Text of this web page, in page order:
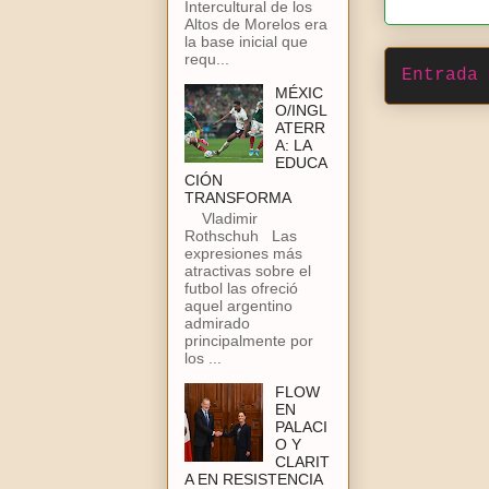
Entrada
Intercultural de los
Altos de Morelos era
la base inicial que
requ...
MÉXIC
O/INGL
ATERR
A: LA
EDUCA
CIÓN
TRANSFORMA
Vladimir
Rothschuh Las
expresiones más
atractivas sobre el
futbol las ofreció
aquel argentino
admirado
principalmente por
los ...
FLOW
EN
PALACI
O Y
CLARIT
A EN RESISTENCIA